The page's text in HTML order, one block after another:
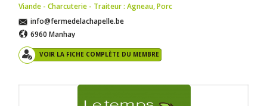
Viande - Charcuterie - Traiteur : Agneau,Porc
info@fermedelachapelle.be
6960 Manhay
VOIR LA FICHE COMPLÈTE DU MEMBRE